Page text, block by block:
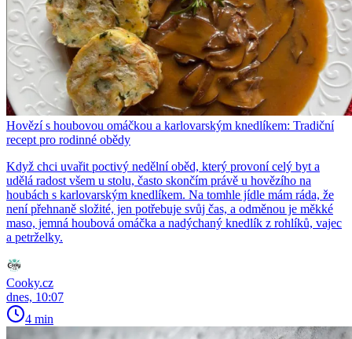
Hovězí s houbovou omáčkou a karlovarským knedlíkem: Tradiční
recept pro rodinné obědy
Když chci uvařit poctivý nedělní oběd, který provoní celý byt a
udělá radost všem u stolu, často skončím právě u hovězího na
houbách s karlovarským knedlíkem. Na tomhle jídle mám ráda, že
není přehnaně složité, jen potřebuje svůj čas, a odměnou je měkké
maso, jemná houbová omáčka a nadýchaný knedlík z rohlíků, vajec
a petrželky.
Cooky.cz
dnes, 10:07
4 min